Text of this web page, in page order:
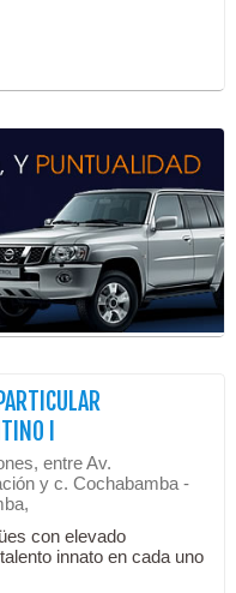
I
entre Av.
y c. Cochabamba -
con elevado
innato en cada uno